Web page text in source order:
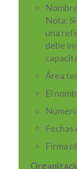
Nota:
una
debe
Área
El
Fechas
Firma